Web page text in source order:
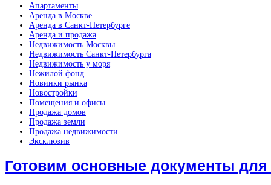
Апартаменты
Аренда в Москве
Аренда в Санкт-Петербурге
Аренда и продажа
Недвижимость Москвы
Недвижимость Санкт-Петербурга
Недвижимость у моря
Нежилой фонд
Новинки рынка
Новостройки
Помещения и офисы
Продажа домов
Продажа земли
Продажа недвижимости
Эксклюзив
Готовим основные документы